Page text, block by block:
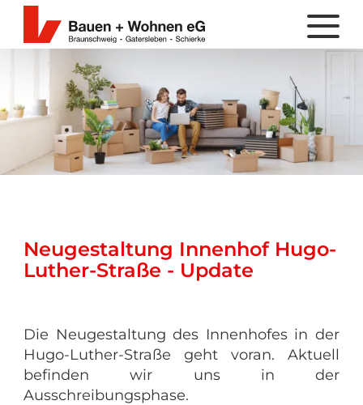
Neugestaltung Innenhof Hugo-
Luther-Straße - Update
Die Neugestaltung des Innenhofes in der
Hugo-Luther-Straße geht voran. Aktuell
befinden wir uns in der
Ausschreibungsphase.